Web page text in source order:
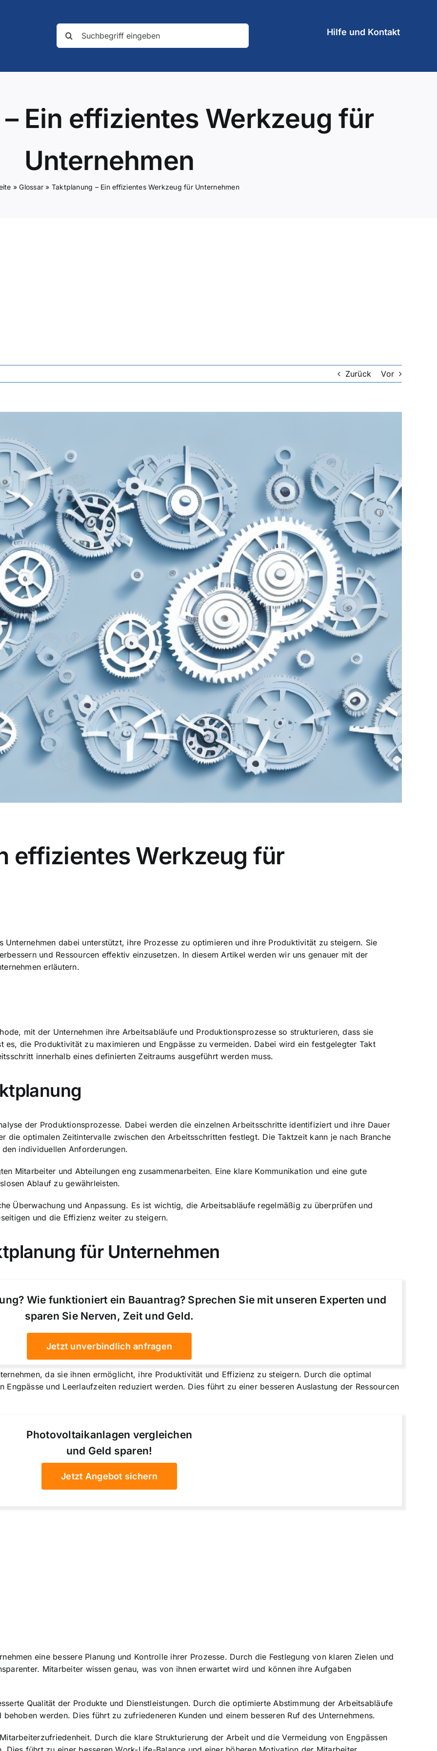
Suche
nach:
Hilfe und Kontakt
Ein effizientes Werkzeug für
Unternehmen
»Glossar » Taktplanung – Ein effizientes Werkzeug für Unternehmen
Zurück Vor
effizientes Werkzeug für
dabei unterstützt, ihre Prozesse zu optimieren und ihre Produktivität zu steigern. Sie
und Ressourcen effektiv einzusetzen. In diesem Artikel werden wir uns genauer mit der
erläutern.
mit der Unternehmen ihre Arbeitsabläufe und Produktionsprozesse so strukturieren, dass sie
es, die Produktivität zu maximieren und Engpässe zu vermeiden. Dabei wird ein festgelegter Takt
innerhalb eines definierten Zeitraums ausgeführt werden muss.
der Produktionsprozesse. Dabei werden die einzelnen Arbeitsschritte identifiziert und ihre Dauer
die optimalen Zeitintervalle zwischen den Arbeitsschritten festlegt. Die Taktzeit kann je nach Branche
individuellen Anforderungen.
Mitarbeiter und Abteilungen eng zusammenarbeiten. Eine klare Kommunikation und eine gute
Ablauf zu gewährleisten.
Überwachung und Anpassung. Es ist wichtig, die Arbeitsabläufe regelmäßig zu überprüfen und
und die Effizienz weiter zu steigern.
für Unternehmen
Wie funktioniert ein Bauantrag? Sprechen Sie mit unseren Experten und
sparen Sie Nerven, Zeit und Geld.
Jetzt unverbindlich anfragen
da sie ihnen ermöglicht, ihre Produktivität und Effizienz zu steigern. Durch die optimal
und Leerlaufzeiten reduziert werden. Dies führt zu einer besseren Auslastung der Ressourcen
Photovoltaikanlagen vergleichen
und Geld sparen!
Jetzt Angebot sichern
eine bessere Planung und Kontrolle ihrer Prozesse. Durch die Festlegung von klaren Zielen und
Mitarbeiter wissen genau, was von ihnen erwartet wird und können ihre Aufgaben
Qualität der Produkte und Dienstleistungen. Durch die optimierte Abstimmung der Arbeitsabläufe
werden. Dies führt zu zufriedeneren Kunden und einem besseren Ruf des Unternehmens.
Durch die klare Strukturierung der Arbeit und die Vermeidung von Engpässen